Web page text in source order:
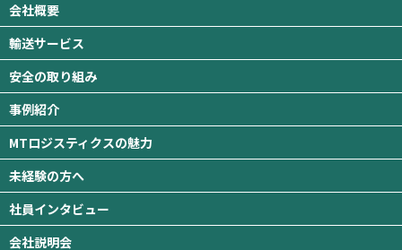
会社概要
輸送サービス
安全の取り組み
事例紹介
MTロジスティクスの魅力
未経験の方へ
社員インタビュー
会社説明会